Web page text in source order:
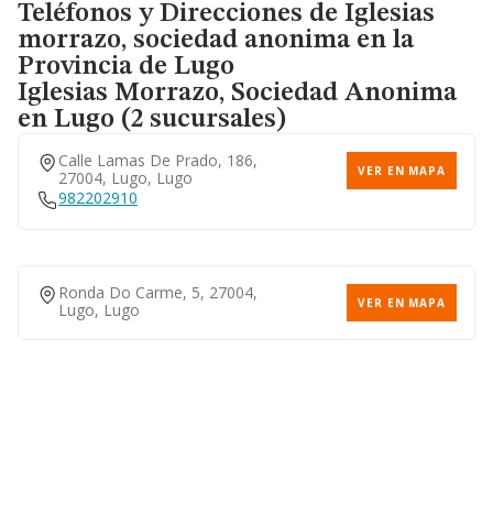
Teléfonos y Direcciones de Iglesias
morrazo, sociedad anonima en la
Provincia de Lugo
Iglesias Morrazo, Sociedad Anonima
en Lugo (2 sucursales)
Calle Lamas De Prado, 186,
27004, Lugo, Lugo
VER EN MAPA
982202910
Ronda Do Carme, 5, 27004,
Lugo, Lugo
VER EN MAPA